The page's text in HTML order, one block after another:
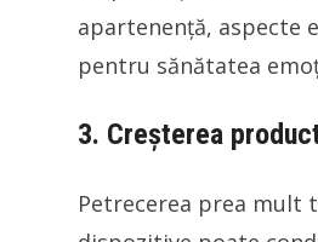
apartenență, aspecte
pentru sănătatea
3. Creșterea
Petrecerea prea mult